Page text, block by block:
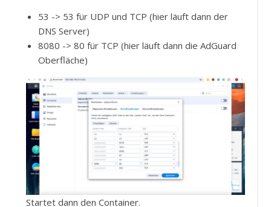
53 -> 53 für UDP und TCP (hier läuft dann der
DNS Server)
8080 -> 80 für TCP (hier läuft dann die AdGuard
Oberfläche)
Startet dann den Container.